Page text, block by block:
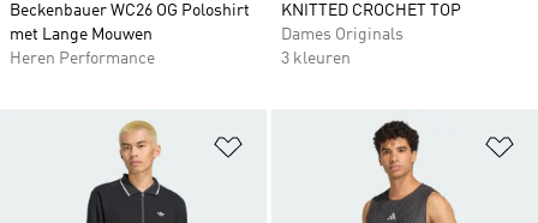
Beckenbauer WC26 OG Poloshirt
met Lange Mouwen
Heren Performance
KNITTED CROCHET TOP
Dames Originals
3 kleuren
Op verlanglijst zetten